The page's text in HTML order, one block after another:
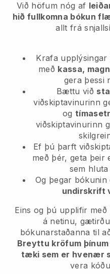
Við höfum nóg af
hið fullkomna bókun
allt frá
Krafa
með kassa,
gera þessi
Bættu við
viðskiptavinurinn
og
viðskiptavinurinn
Ef þú þarft
með þér, geta þeir
sem
Og þegar
undirskrift
Eins og þú upplifir
á netinu,
bókunarstaðanna til
Breyttu kröfum
tæki sem er hvenær
vera